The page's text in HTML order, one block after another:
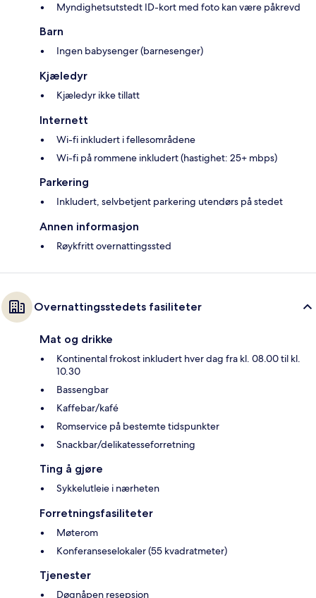
Myndighetsutstedt ID-kort med foto kan være påkrevd
Barn
Ingen babysenger (barnesenger)
Kjæledyr
Kjæledyr ikke tillatt
Internett
Wi-fi inkludert i fellesområdene
Wi-fi på rommene inkludert (hastighet: 25+ mbps)
Parkering
Inkludert, selvbetjent parkering utendørs på stedet
Annen informasjon
Røykfritt overnattingssted
Overnattingsstedets fasiliteter
Mat og drikke
Kontinental frokost inkludert hver dag fra kl. 08.00 til kl.
10.30
Bassengbar
Kaffebar/kafé
Romservice på bestemte tidspunkter
Snackbar/delikatesseforretning
Ting å gjøre
Sykkelutleie i nærheten
Forretningsfasiliteter
Møterom
Konferanseselokaler (55 kvadratmeter)
Tjenester
Døgnåpen resepsjon